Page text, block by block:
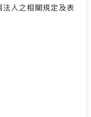
人之相關規定及表